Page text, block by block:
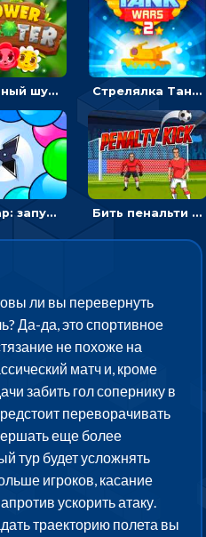
Цветочный шутер: стрелять пчелками по цветам Стрелялка Танковые войны: бить по танку врага, чтобы уничтожить зло
Поп-шар: запускать колючку, чтобы лопать воздушные шарики Бить пенальти по воротам или мишеням - спортивная аркада
ли вы перевернуть
Да-да, это спортивное
не похоже на
матч и, кроме
забить гол сопернику в
переворачивать
еще более
тур будет усложнять
игроков, касание
ускорить атаку.
траекторию полета вы